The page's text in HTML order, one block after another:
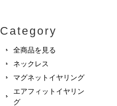
Category
全商品を見る
ネックレス
マグネットイヤリング
エアフィットイヤリン
グ